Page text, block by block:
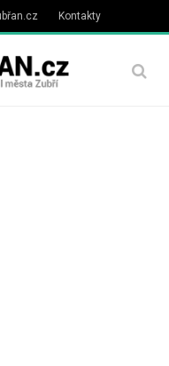
Kontakty